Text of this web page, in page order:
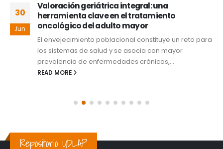
30
Jun
Valoración geriátrica integral: una
herramienta clave en el tratamiento
oncológico del adulto mayor
El envejecimiento poblacional constituye un reto para
los sistemas de salud y se asocia con mayor
prevalencia de enfermedades crónicas,...
READ MORE
Repositorio UDLAP